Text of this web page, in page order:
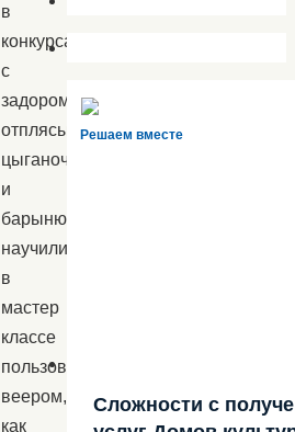
в
конкурсах,
с
задором
отплясывали
цыганочку
и
барыню,
научились
в
мастер
классе
пользоваться
веером,
как
Решаем вместе
Сложности с